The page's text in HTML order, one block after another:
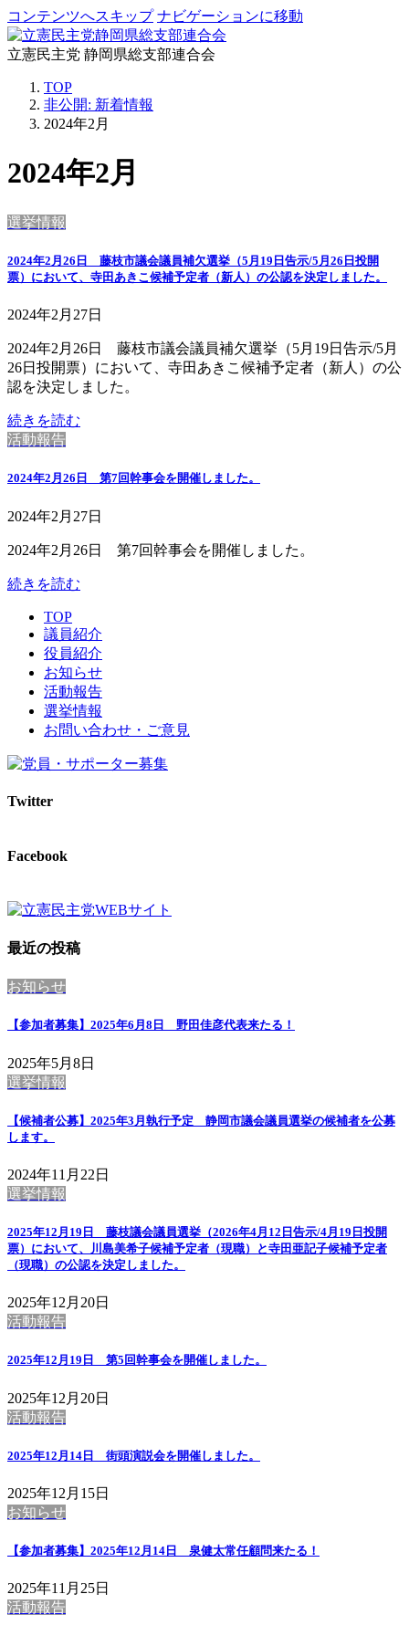
コンテンツへスキップ ナビゲーションに移動
立憲民主党 静岡県総支部連合会
TOP
非公開: 新着情報
2024年2月
2024年2月
選挙情報
2024年2月26日 藤枝市議会議員補欠選挙（5月19日告示/5月26日投開
票）において、寺田あきこ候補予定者（新人）の公認を決定しました。
2024年2月27日
2024年2月26日 藤枝市議会議員補欠選挙（5月19日告示/5月
26日投開票）において、寺田あきこ候補予定者（新人）の公
認を決定しました。
続きを読む
活動報告
2024年2月26日 第7回幹事会を開催しました。
2024年2月27日
2024年2月26日 第7回幹事会を開催しました。
続きを読む
TOP
議員紹介
役員紹介
お知らせ
活動報告
選挙情報
お問い合わせ・ご意見
Twitter
Facebook
最近の投稿
お知らせ
【参加者募集】2025年6月8日 野田佳彦代表来たる！
2025年5月8日
選挙情報
【候補者公募】2025年3月執行予定 静岡市議会議員選挙の候補者を公募
します。
2024年11月22日
選挙情報
2025年12月19日 藤枝議会議員選挙（2026年4月12日告示/4月19日投開
票）において、川島美希子候補予定者（現職）と寺田亜記子候補予定者
（現職）の公認を決定しました。
2025年12月20日
活動報告
2025年12月19日 第5回幹事会を開催しました。
2025年12月20日
活動報告
2025年12月14日 街頭演説会を開催しました。
2025年12月15日
お知らせ
【参加者募集】2025年12月14日 泉健太常任顧問来たる！
2025年11月25日
活動報告